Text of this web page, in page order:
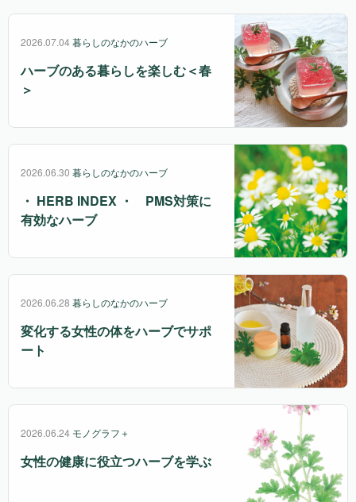
2026.07.04暮らしのなかのハーブ
ハーブのある暮らしを楽しむ＜春
＞
2026.06.30 暮らしのなかのハーブ
・ HERB INDEX ・ PMS対策に
有効なハーブ
2026.06.28 暮らしのなかのハーブ
変化する女性の体をハーブでサポ
ート
2026.06.24 モノグラフ＋
女性の健康に役立つハーブを学ぶ